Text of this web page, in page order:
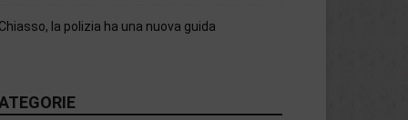
la polizia ha una nuova guida